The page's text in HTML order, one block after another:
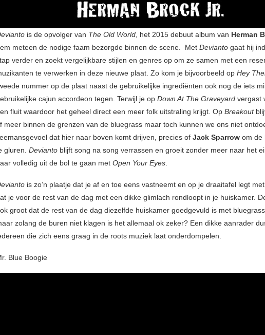
is de opvolger van The Old World, het 2015 debuut album van Herman
meteen de nodige faam bezorgde binnen de scene. Met Devianto gaat hij
verder en zoekt vergelijkbare stijlen en genres op om ze samen met een
te verwerken in deze nieuwe plaat. Zo kom je bijvoorbeeld op Hey
nummer op de plaat naast de gebruikelijke ingrediënten ook nog de iets
cajun accordeon tegen. Terwijl je op Down At The Graveyard vergast
fluit waardoor het geheel direct een meer folk uitstraling krijgt. Op Breakout
meer binnen de grenzen van de bluegrass maar toch kunnen we ons niet
dat hier naar boven komt drijven, precies of Jack Sparrow om de
gluren. Devianto blijft song na song verrassen en groeit zonder meer naar het
volledig uit de bol te gaan met Open Your Eyes.
is zo’n plaatje dat je af en toe eens vastneemt en op je draaitafel legt
je voor de rest van de dag met een dikke glimlach rondloopt in je huiskamer.
groot dat de rest van de dag diezelfde huiskamer goedgevuld is met
zolang de buren niet klagen is het allemaal ok zeker? Een dikke aanrader
die zich eens graag in de roots muziek laat onderdompelen.
Blue Boogie